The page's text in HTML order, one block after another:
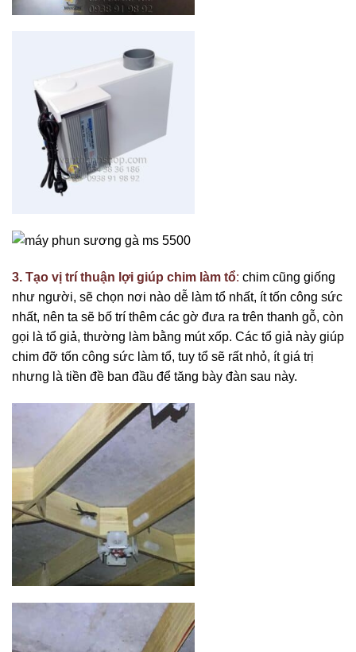
3. Tạo vị trí thuận lợi giúp chim làm tổ: chim cũng giống
như người, sẽ chọn nơi nào dễ làm tổ nhất, ít tốn công sức
nhất, nên ta sẽ bố trí thêm các gờ đưa ra trên thanh gỗ, còn
gọi là tổ giả, thường làm bằng mút xốp. Các tổ giả này giúp
chim đỡ tốn công sức làm tổ, tuy tổ sẽ rất nhỏ, ít giá trị
nhưng là tiền đề ban đầu để tăng bày đàn sau này.